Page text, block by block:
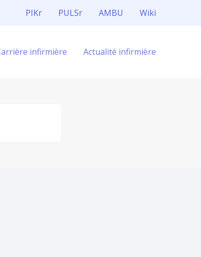
PIKr PULSr AMBU Wiki
infirmière Actualité infirmière